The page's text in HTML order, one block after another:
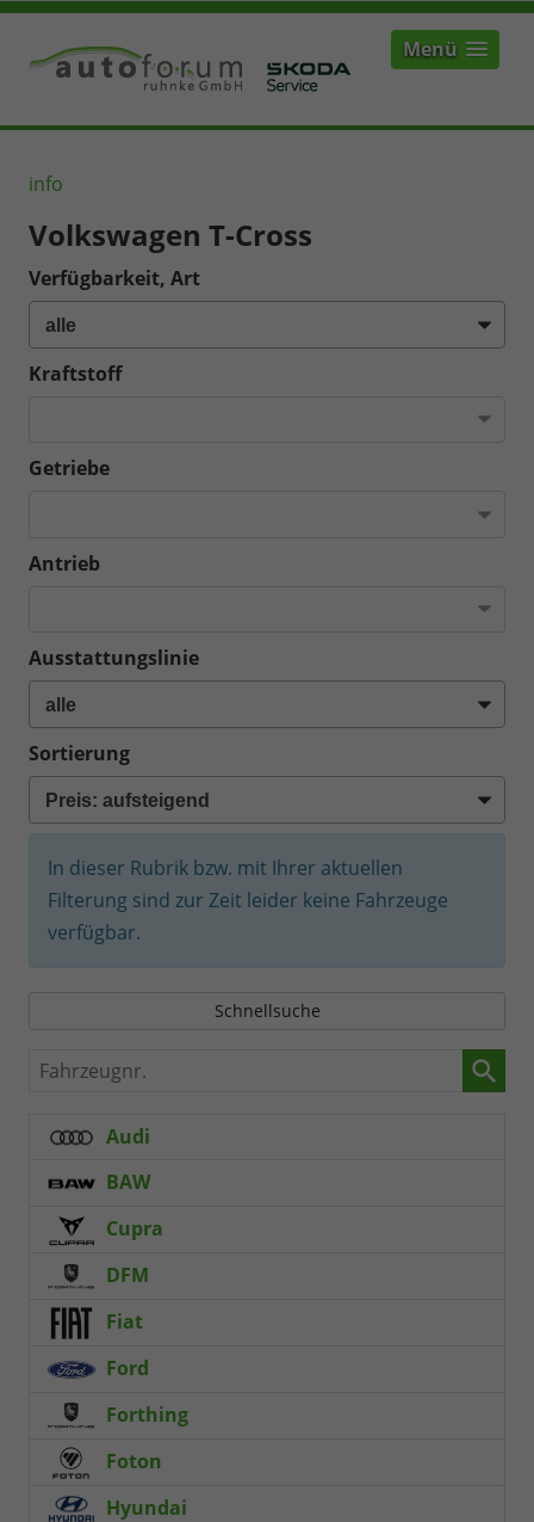
Menü
info
Volkswagen T-Cross
Verfügbarkeit, Art
Kraftstoff
Getriebe
Antrieb
Ausstattungslinie
Sortierung
In dieser Rubrik bzw. mit Ihrer aktuellen
Filterung sind zur Zeit leider keine Fahrzeuge
verfügbar.
Schnellsuche
Fahrzeugnr.
Audi
BAW
Cupra
DFM
Fiat
Ford
Forthing
Foton
Hyundai